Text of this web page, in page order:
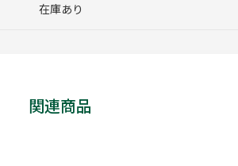
在庫あり
関連商品